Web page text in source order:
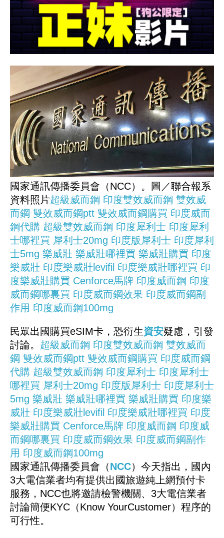
國家通訊傳播委員會（NCC）。圖／聯合報系
資料照片超級威而鋼 印度雙效威而鋼 雙效威
而鋼 雙效威而鋼ptt 雙效威而鋼購買 印度威而
鋼代購 超級雙效威而鋼 印度犀利士 印度犀利
士哪裡買 犀利士20mg 印度版犀利士 印度犀利
士5mg 樂威壯 樂威壯哪裡買 樂威壯購買 印度
樂威壯 印度樂威壯levifil 印度樂威壯哪裡買 印
度樂威壯購買 Cenforce馬牌 印度威而鋼 印度
威而鋼哪裏買 印度威而鋼效果 印度威而鋼副
作用 印度威而鋼100mg
民眾出國購買eSIM卡，恐衍生資安疑慮，引發
討論。 超級威而鋼 印度雙效威而鋼 雙效威而
鋼 雙效威而鋼ptt 雙效威而鋼購買 印度威而鋼
代購 超級雙效威而鋼 印度犀利士 印度犀利士
哪裡買 犀利士20mg 印度版犀利士 印度犀利士
5mg 樂威壯 樂威壯哪裡買 樂威壯購買 印度樂
威壯 印度樂威壯levifil 印度樂威壯哪裡買 印度
樂威壯購買 Cenforce馬牌 印度威而鋼 印度威
而鋼哪裏買 印度威而鋼效果 印度威而鋼副作
用 印度威而鋼100mg
國家通訊傳播委員會（NCC）今天指出，國內
3大電信業者均有提供出國旅遊純上網預付卡
服務，NCC也將邀請檢警機關、3大電信業者
討論簡便KYC（Know YourCustomer）程序的
可行性。